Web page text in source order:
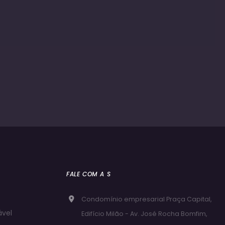
FALE COM A S
Condomínio empresarial Praça Capital,
Edifício Milão - Av. José Rocha Bomfim,